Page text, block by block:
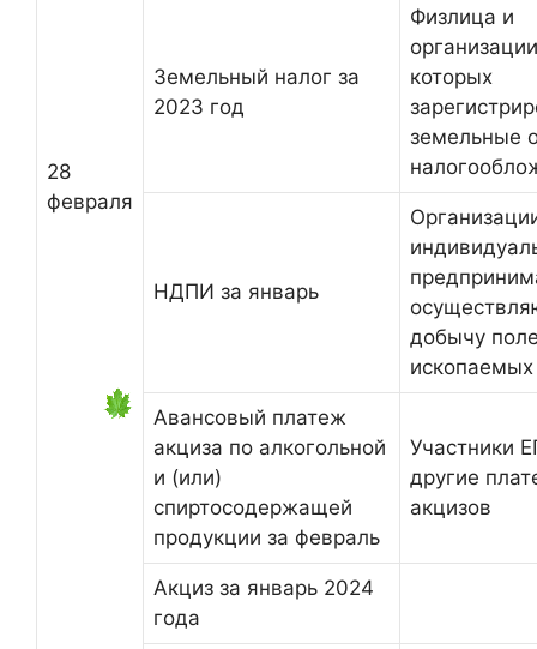
28
февраля
Земельный налог за
2023 год
Физлица и
которых
земельные
НДПИ за январь
добычу
ископаемых
Авансовый платеж
акциза по алкогольной
и (или)
спиртосодержащей
продукции за февраль
Участники
другие
акцизов
Акциз за январь 2024
года